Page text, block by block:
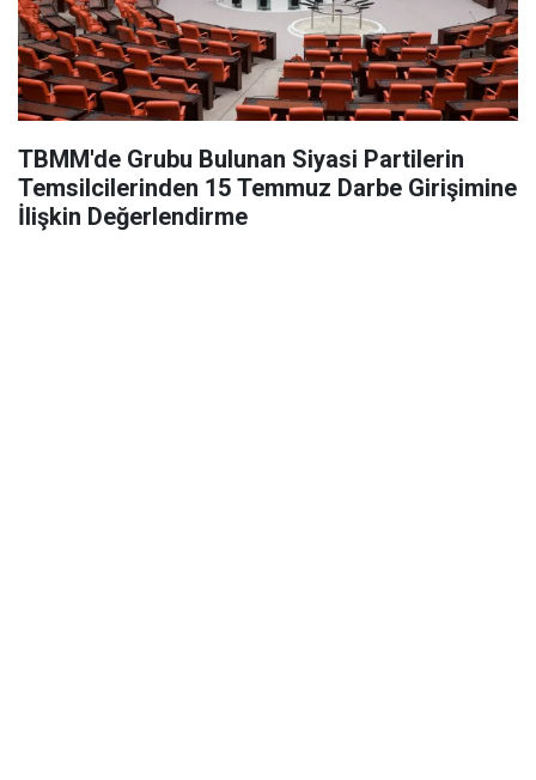
TBMM'de Grubu Bulunan Siyasi Partilerin
Temsilcilerinden 15 Temmuz Darbe Girişimine
İlişkin Değerlendirme